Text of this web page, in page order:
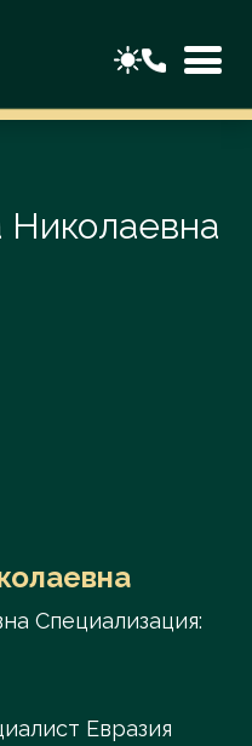
Николаевна
Специализация:
Евразия